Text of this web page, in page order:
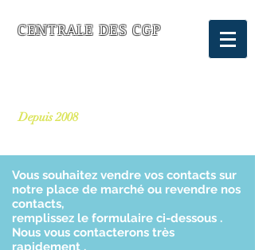
CENTRALE DES CGP
Depuis 2008
Vous souhaitez vendre vos contacts sur
notre place de marché ou revendre nos
contacts,
remplissez le formulaire ci-dessous .
Nous vous contacterons très
rapidement .